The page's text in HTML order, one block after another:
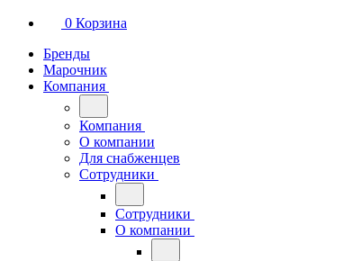
0 Корзина
Бренды
Марочник
Компания
Компания
О компании
Для снабженцев
Сотрудники
Сотрудники
О компании